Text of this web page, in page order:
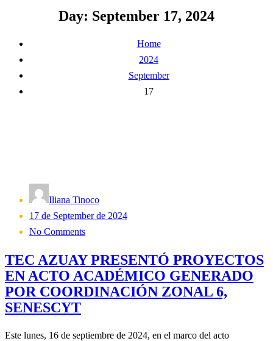
Day: September 17, 2024
Home
2024
September
17
Iliana Tinoco
Posted
on
17 de September de 2024
No Comments
TEC AZUAY PRESENTÓ PROYECTOS
EN ACTO ACADÉMICO GENERADO
POR COORDINACIÓN ZONAL 6,
SENESCYT
Este lunes, 16 de septiembre de 2024, en el marco del acto